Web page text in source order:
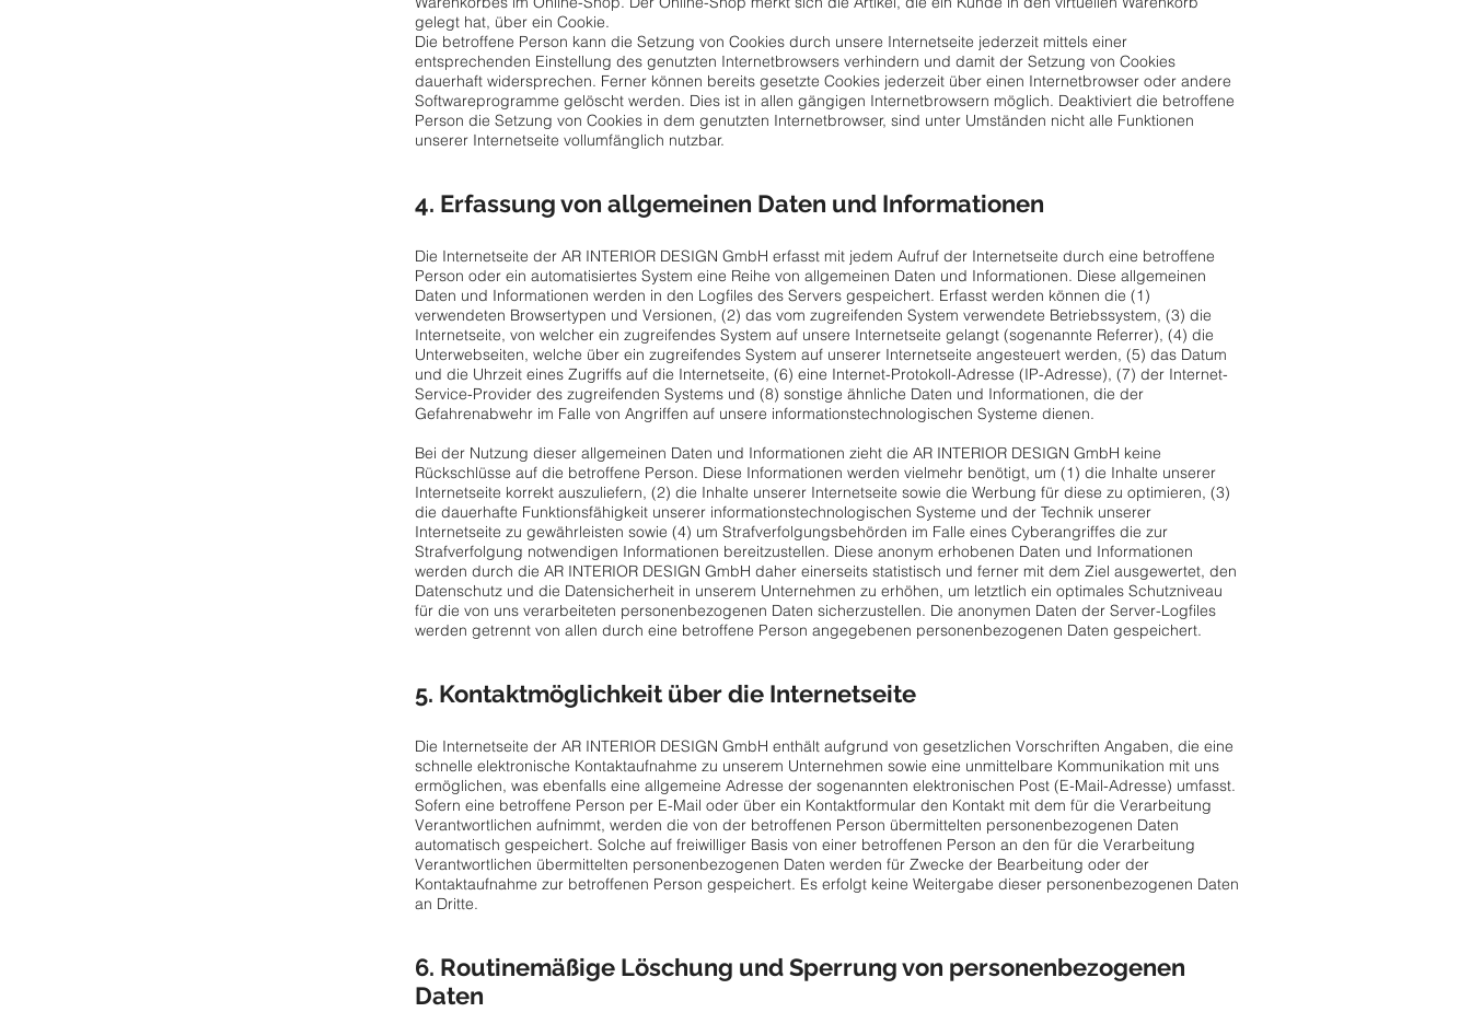
gelegt hat, über ein Cookie.
Die betroffene Person kann die Setzung von Cookies durch unsere Internetseite jederzeit mittels einer
entsprechenden Einstellung des genutzten Internetbrowsers verhindern und damit der Setzung von Cookies
dauerhaft widersprechen. Ferner können bereits gesetzte Cookies jederzeit über einen Internetbrowser oder andere
Softwareprogramme gelöscht werden. Dies ist in allen gängigen Internetbrowsern möglich. Deaktiviert die betroffene
Person die Setzung von Cookies in dem genutzten Internetbrowser, sind unter Umständen nicht alle Funktionen
unserer Internetseite vollumfänglich nutzbar.
4. Erfassung von allgemeinen Daten und Informationen
Die Internetseite der AR INTERIOR DESIGN GmbH erfasst mit jedem Aufruf der Internetseite durch eine betroffene
Person oder ein automatisiertes System eine Reihe von allgemeinen Daten und Informationen. Diese allgemeinen
Daten und Informationen werden in den Logfiles des Servers gespeichert. Erfasst werden können die (1)
verwendeten Browsertypen und Versionen, (2) das vom zugreifenden System verwendete Betriebssystem, (3) die
Internetseite, von welcher ein zugreifendes System auf unsere Internetseite gelangt (sogenannte Referrer), (4) die
Unterwebseiten, welche über ein zugreifendes System auf unserer Internetseite angesteuert werden, (5) das Datum
und die Uhrzeit eines Zugriffs auf die Internetseite, (6) eine Internet-Protokoll-Adresse (IP-Adresse), (7) der Internet-
Service-Provider des zugreifenden Systems und (8) sonstige ähnliche Daten und Informationen, die der
Gefahrenabwehr im Falle von Angriffen auf unsere informationstechnologischen Systeme dienen.
Bei der Nutzung dieser allgemeinen Daten und Informationen zieht die AR INTERIOR DESIGN GmbH keine
Rückschlüsse auf die betroffene Person. Diese Informationen werden vielmehr benötigt, um (1) die Inhalte unserer
Internetseite korrekt auszuliefern, (2) die Inhalte unserer Internetseite sowie die Werbung für diese zu optimieren, (3)
die dauerhafte Funktionsfähigkeit unserer informationstechnologischen Systeme und der Technik unserer
Internetseite zu gewährleisten sowie (4) um Strafverfolgungsbehörden im Falle eines Cyberangriffes die zur
Strafverfolgung notwendigen Informationen bereitzustellen. Diese anonym erhobenen Daten und Informationen
werden durch die AR INTERIOR DESIGN GmbH daher einerseits statistisch und ferner mit dem Ziel ausgewertet, den
Datenschutz und die Datensicherheit in unserem Unternehmen zu erhöhen, um letztlich ein optimales Schutzniveau
für die von uns verarbeiteten personenbezogenen Daten sicherzustellen. Die anonymen Daten der Server-Logfiles
werden getrennt von allen durch eine betroffene Person angegebenen personenbezogenen Daten gespeichert.
5. Kontaktmöglichkeit über die Internetseite
Die Internetseite der AR INTERIOR DESIGN GmbH enthält aufgrund von gesetzlichen Vorschriften Angaben, die eine
schnelle elektronische Kontaktaufnahme zu unserem Unternehmen sowie eine unmittelbare Kommunikation mit uns
ermöglichen, was ebenfalls eine allgemeine Adresse der sogenannten elektronischen Post (E-Mail-Adresse) umfasst.
Sofern eine betroffene Person per E-Mail oder über ein Kontaktformular den Kontakt mit dem für die Verarbeitung
Verantwortlichen aufnimmt, werden die von der betroffenen Person übermittelten personenbezogenen Daten
automatisch gespeichert. Solche auf freiwilliger Basis von einer betroffenen Person an den für die Verarbeitung
Verantwortlichen übermittelten personenbezogenen Daten werden für Zwecke der Bearbeitung oder der
Kontaktaufnahme zur betroffenen Person gespeichert. Es erfolgt keine Weitergabe dieser personenbezogenen Daten
an Dritte.
6. Routinemäßige Löschung und Sperrung von personenbezogenen
Daten